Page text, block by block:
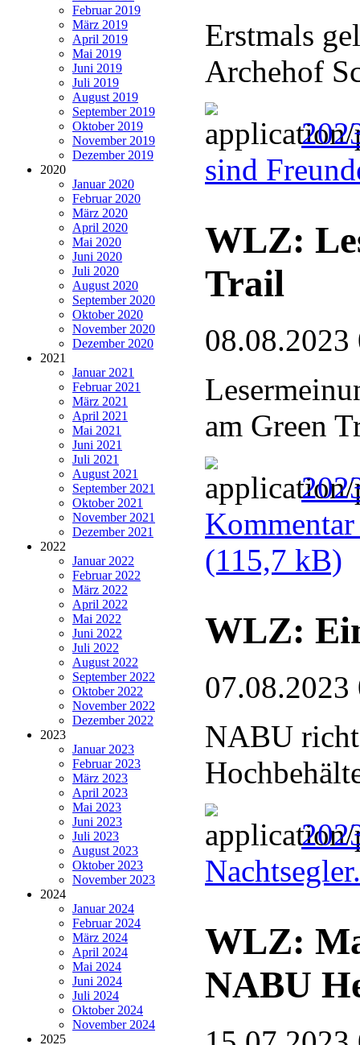
Februar 2019
März 2019
April 2019
Mai 2019
Juni 2019
Juli 2019
August 2019
September 2019
Oktober 2019
November 2019
Dezember 2019
2020
Januar 2020
Februar 2020
März 2020
April 2020
Mai 2020
Juni 2020
Juli 2020
August 2020
September 2020
Oktober 2020
November 2020
Dezember 2020
2021
Januar 2021
Februar 2021
März 2021
April 2021
Mai 2021
Juni 2021
Juli 2021
August 2021
September 2021
Oktober 2021
November 2021
Dezember 2021
2022
Januar 2022
Februar 2022
März 2022
April 2022
Mai 2022
Juni 2022
Juli 2022
August 2022
September 2022
Oktober 2022
November 2022
Dezember 2022
2023
Januar 2023
Februar 2023
März 2023
April 2023
Mai 2023
Juni 2023
Juli 2023
August 2023
Oktober 2023
November 2023
2024
Januar 2024
Februar 2024
März 2024
April 2024
Mai 2024
Juni 2024
Juli 2024
Oktober 2024
November 2024
2025
Erstmals
Archehof
sind
WLZ:
Trail
08.08.2023
am Green
(115,7 kB)
WLZ:
07.08.2023
NABU
WLZ:
NABU